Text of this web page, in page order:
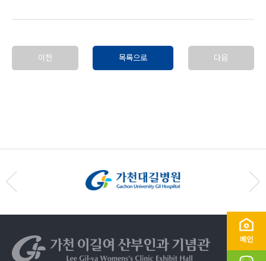
메인
이전 목록으로 다음